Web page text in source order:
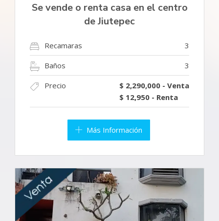
Se vende o renta casa en el centro
de Jiutepec
Recamaras 3
Baños 3
Precio
$ 2,290,000 - Venta
$ 12,950 - Renta
Más Información